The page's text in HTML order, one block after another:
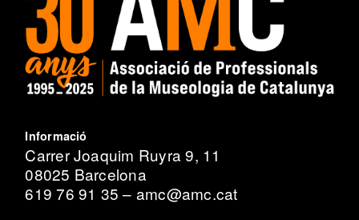
Informació
Carrer Joaquim Ruyra 9, 11
08025 Barcelona
619 76 91 35 – amc@amc.cat